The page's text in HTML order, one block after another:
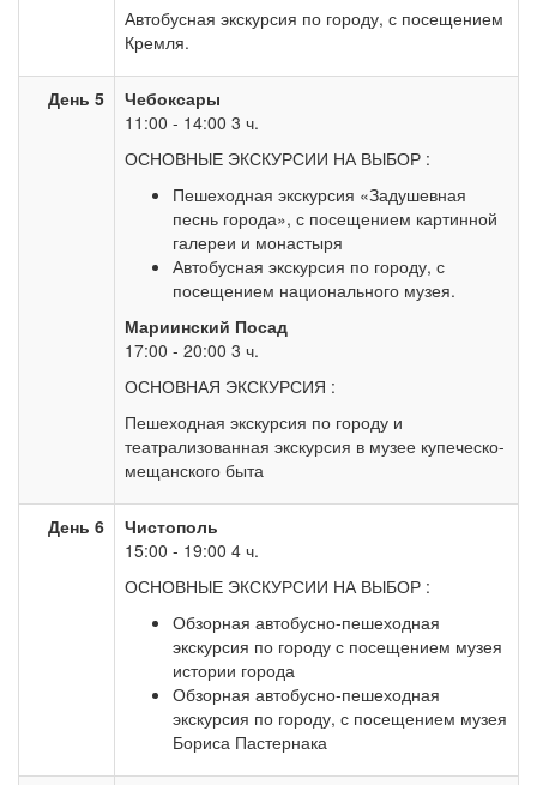
Автобусная экскурсия по городу, с посещением
Кремля.
День 5
Чебоксары
11:00 - 14:00 3 ч.
ОСНОВНЫЕ ЭКСКУРСИИ НА ВЫБОР :
Пешеходная экскурсия «Задушевная
песнь города», с посещением картинной
галереи и монастыря
Автобусная экскурсия по городу, с
посещением национального музея.
Мариинский Посад
17:00 - 20:00 3 ч.
ОСНОВНАЯ ЭКСКУРСИЯ :
Пешеходная экскурсия по городу и
театрализованная экскурсия в музее купеческо-
мещанского быта
День 6
Чистополь
15:00 - 19:00 4 ч.
ОСНОВНЫЕ ЭКСКУРСИИ НА ВЫБОР :
Обзорная автобусно-пешеходная
экскурсия по городу с посещением музея
истории города
Обзорная автобусно-пешеходная
экскурсия по городу, с посещением музея
Бориса Пастернака